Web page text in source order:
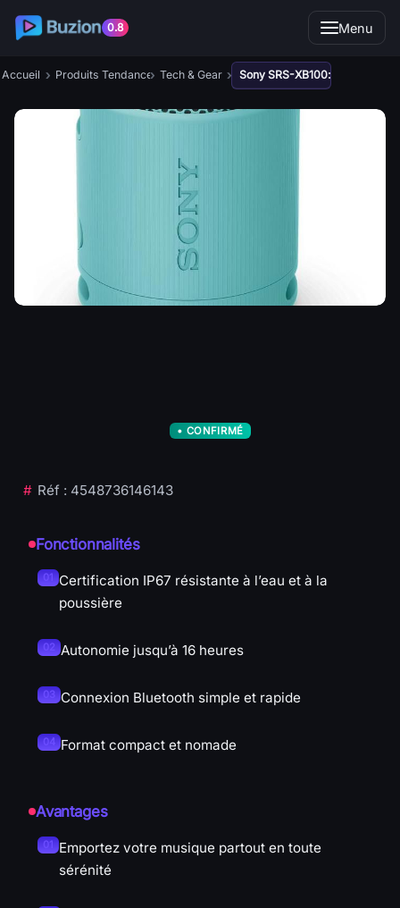
0.8 Menu
Accueil › Produits Tendance› Tech & Gear › Sony SRS-XB100: enceinte
Réf : 4548736146143
Spécifications
Fonctionnalités
Certification IP67 résistante à l’eau et à la
poussière
Autonomie jusqu’à 16 heures
Connexion Bluetooth simple et rapide
Format compact et nomade
Avantages
Emportez votre musique partout en toute
sérénité